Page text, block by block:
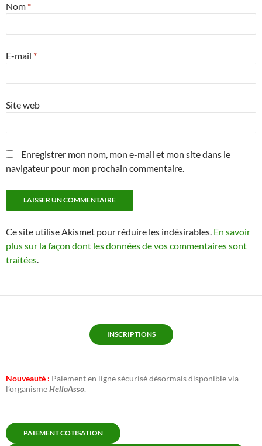
Nom *
E-mail *
Site web
Enregistrer mon nom, mon e-mail et mon site dans le
navigateur pour mon prochain commentaire.
Ce site utilise Akismet pour réduire les indésirables. En savoir
plus sur la façon dont les données de vos commentaires sont
traitées.
INSCRIPTIONS
Nouveauté : Paiement en ligne sécurisé désormais disponible via
l’organismeHelloAsso.
PAIEMENT COTISATION